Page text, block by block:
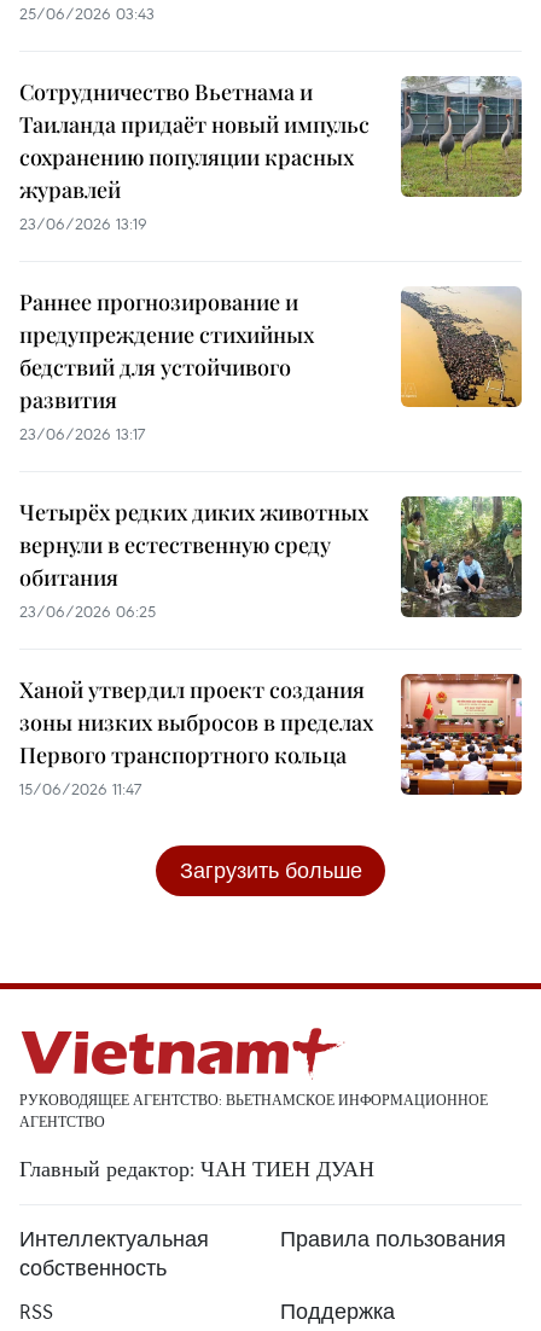
25/06/2026 03:43
Сотрудничество Вьетнама и
Таиланда придаёт новый импульс
сохранению популяции красных
журавлей
23/06/2026 13:19
Раннее прогнозирование и
предупреждение стихийных
бедствий для устойчивого
развития
23/06/2026 13:17
Четырёх редких диких животных
вернули в естественную среду
обитания
23/06/2026 06:25
Ханой утвердил проект создания
зоны низких выбросов в пределах
Первого транспортного кольца
15/06/2026 11:47
Загрузить больше
РУКОВОДЯЩЕЕ АГЕНТСТВО: ВЬЕТНАМСКОЕ ИНФОРМАЦИОННОЕ
АГЕНТСТВО
Главный редактор: ЧАН ТИЕН ДУАН
Интеллектуальная
собственность
Правила пользования
RSS Поддержка